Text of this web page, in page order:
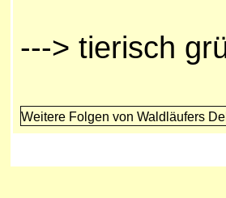
---> tierisch
Weitere Folgen von Waldläufers